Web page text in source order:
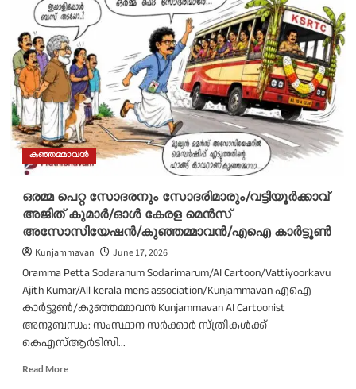
കുഞ്ഞമ്മാവൻ
ഒരമ്മ പെറ്റ സോദരനും സോദരിമാരും/വട്ടിയൂർക്കാവ്
അജിത് കുമാർ/ഓൾ കേരള മെന്‍സ്
അസോസിയേഷന്‍/കുഞ്ഞമ്മാവൻ/എഐ കാർട്ടൂൺ
Kunjammavan June 17, 2026
Oramma Petta Sodaranum Sodarimarum/AI Cartoon/Vattiyoorkavu
Ajith Kumar/All kerala mens association/Kunjammavan എഐ
കാർട്ടൂൺ/കുഞ്ഞമ്മാവൻ Kunjammavan AI Cartoonist
അനുബന്ധം: സംസ്ഥാന സർക്കാർ സ്ത്രീകള്‍ക്ക്
കെഎസ്ആര്‍ടിസി...
Read MoreRead